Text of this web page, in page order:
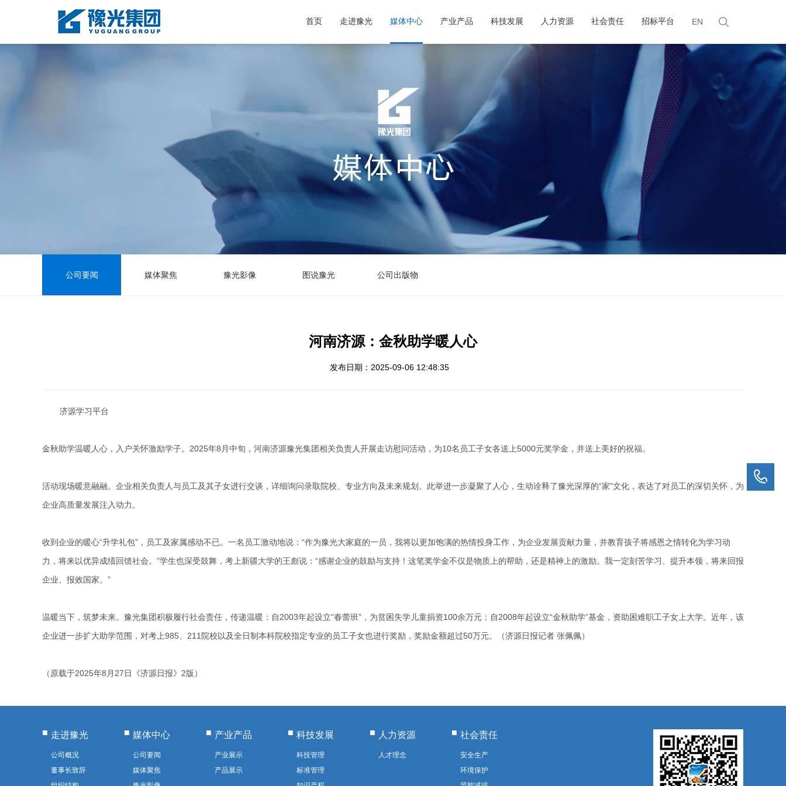
首页 走进豫光 媒体中心 产业产品 科技发展 人力资源 社会责任 招标平台 EN
公司要闻 媒体聚焦 豫光影像 图说豫光 公司出版物
河南济源：金秋助学暖人心
发布日期：2025-09-06 12:48:35
济源学习平台
金秋助学温暖人心，入户关怀激励学子。2025年8月中旬，河南济源豫光集团相关负责人开展走访慰问活动，为10名员工子女各送上5000元奖学金，并送上美好的祝福。
活动现场暖意融融。企业相关负责人与员工及其子女进行交谈，详细询问录取院校、专业方向及未来规划。此举进一步凝聚了人心，生动诠释了豫光深厚的“家”文化，表达了对员工的深切关怀，为
企业高质量发展注入动力。
收到企业的暖心“升学礼包”，员工及家属感动不已。一名员工激动地说：“作为豫光大家庭的一员，我将以更加饱满的热情投身工作，为企业发展贡献力量，并教育孩子将感恩之情转化为学习动
力，将来以优异成绩回馈社会。”学生也深受鼓舞，考上新疆大学的王彪说：“感谢企业的鼓励与支持！这笔奖学金不仅是物质上的帮助，还是精神上的激励。我一定刻苦学习、提升本领，将来回报
企业、报效国家。”
温暖当下，筑梦未来。豫光集团积极履行社会责任，传递温暖：自2003年起设立“春蕾班”，为贫困失学儿童捐资100余万元；自2008年起设立“金秋助学”基金，资助困难职工子女上大学。近年，该
企业进一步扩大助学范围，对考上985、211院校以及全日制本科院校指定专业的员工子女也进行奖励，奖励金额超过50万元。（济源日报记者 张佩佩）
（原载于2025年8月27日《济源日报》2版）
走进豫光
公司概况
董事长致辞
媒体中心
公司要闻
媒体聚焦
产业产品
产业展示
产品展示
科技发展
科技管理
标准管理
人力资源
人才理念
社会责任
安全生产
环境保护